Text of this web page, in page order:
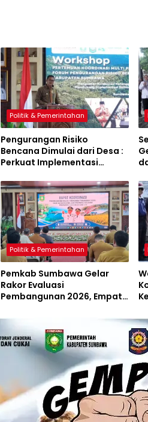
Politik & Pemerintahan
Pengurangan Risiko
Bencana Dimulai dari Desa :
Perkuat Implementasi
Politik & Pemerintahan
Pemkab Sumbawa Gelar
Rakor Evaluasi
Pembangunan 2026, Empat
Resmi Diluncurkan